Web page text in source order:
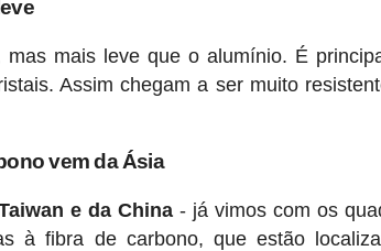
mais leve que o alumínio. É
Assim chegam a ser muito
vem da Ásia
e da China- já vimos com os
à fibra de carbono, que estão